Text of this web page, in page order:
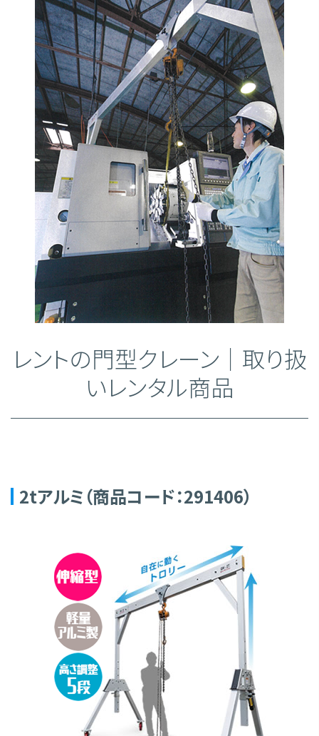
レントの門型クレーン｜取り扱
いレンタル商品
2tアルミ（商品コード：291406）